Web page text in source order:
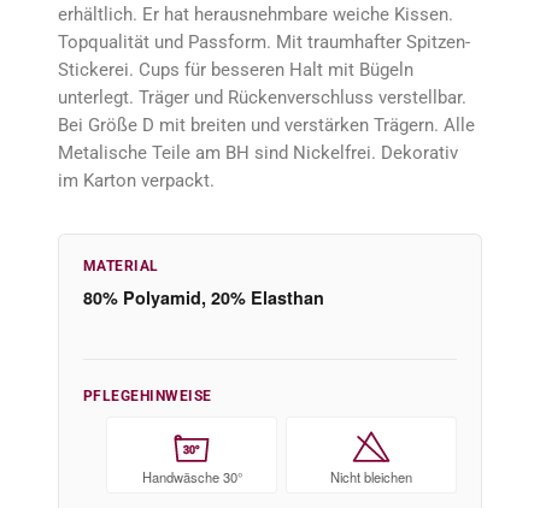
erhältlich. Er hat herausnehmbare weiche Kissen.
Topqualität und Passform. Mit traumhafter Spitzen-
Stickerei. Cups für besseren Halt mit Bügeln
unterlegt. Träger und Rückenverschluss verstellbar.
Bei Größe D mit breiten und verstärken Trägern. Alle
Metalische Teile am BH sind Nickelfrei. Dekorativ
im Karton verpackt.
MATERIAL
80% Polyamid, 20% Elasthan
PFLEGEHINWEISE
30°
Handwäsche 30° Nicht bleichen